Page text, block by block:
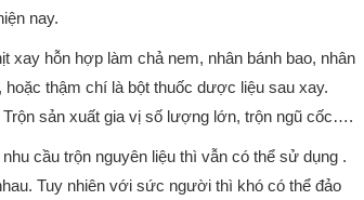
nay.
hỗn hợp làm chả nem, nhân bánh bao, nhân
thậm chí là bột thuốc dược liệu sau xay.
sản xuất gia vị số lượng lớn, trộn ngũ cốc….
cầu trộn nguyên liệu thì vẫn có thể sử dụng .
Tuy nhiên với sức người thì khó có thể đảo